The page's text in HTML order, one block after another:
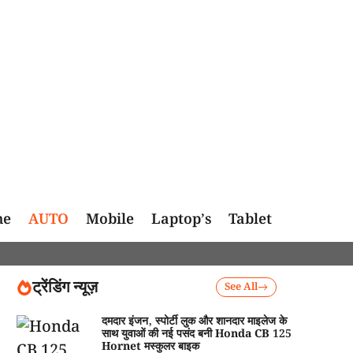
AUTO Mobile Laptop’s Tablet
ट्रेंडिंग न्यूज़ See All
दमदार इंजन, स्पोर्टी लुक और शानदार माइलेज के
साथ युवाओं की नई पसंद बनी Honda CB 125
Hornet मस्कुलर बाइक